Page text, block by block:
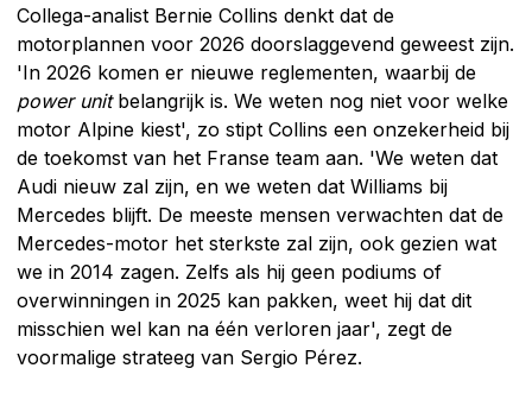
Collega-analist Bernie Collins denkt dat de
motorplannen voor 2026 doorslaggevend geweest zijn.
'In 2026 komen er nieuwe reglementen, waarbij de
power unitbelangrijk is. We weten nog niet voor welke
motor Alpine kiest', zo stipt Collins een onzekerheid bij
de toekomst van het Franse team aan. 'We weten dat
Audi nieuw zal zijn, en we weten dat Williams bij
Mercedes blijft. De meeste mensen verwachten dat de
Mercedes-motor het sterkste zal zijn, ook gezien wat
we in 2014 zagen. Zelfs als hij geen podiums of
overwinningen in 2025 kan pakken, weet hij dat dit
misschien wel kan na één verloren jaar', zegt de
voormalige strateeg van Sergio Pérez.